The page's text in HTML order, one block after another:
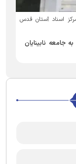
اسناد آستان قدس
جامعه نابینایان